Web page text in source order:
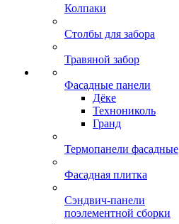
Колпаки
Столбы для забора
Травяной забор
Фасадные панели
Дёке
Технониколь
Гранд
Термопанели фасадные
Фасадная плитка
Сэндвич-панели
поэлементной сборки